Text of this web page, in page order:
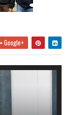
Google+